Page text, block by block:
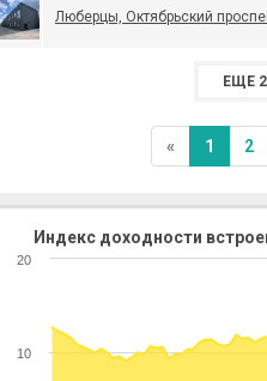
Люберцы, Октябрьский
ЕЩЕ
« 1 2
Индекс доходности
10
20